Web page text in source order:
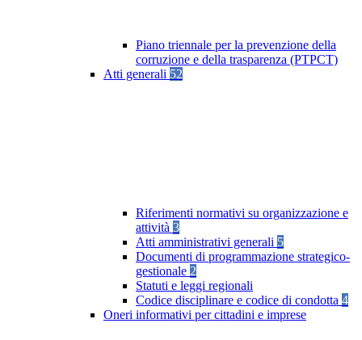
Piano triennale per la prevenzione della
corruzione e della trasparenza (PTPCT)
Atti generali 52
Riferimenti normativi su organizzazione e
attività 3
Atti amministrativi generali 5
Documenti di programmazione strategico-
gestionale 2
Statuti e leggi regionali
Codice disciplinare e codice di condotta 4
Oneri informativi per cittadini e imprese